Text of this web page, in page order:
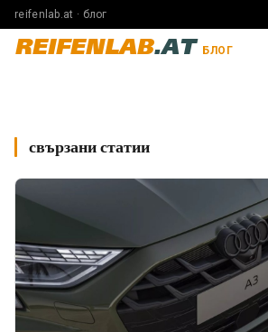
reifenlab.at · блог
REIFENLAB.AT БЛОГ
свързани статии